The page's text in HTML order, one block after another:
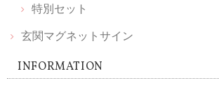
2026/02/11
シンプルな神棚を購入したのですが、榊やお供えを
特別セット
玄関マグネットサイン
INFORMATION